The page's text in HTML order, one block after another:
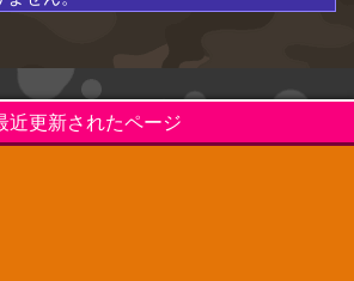
近更新されたページ